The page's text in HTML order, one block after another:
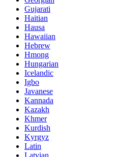
Gujarati
Haitian
Hausa
Hawaiian
Hebrew
Hmong
Hungarian
Icelandic
Igbo
Javanese
Kannada
Kazakh
Khmer
Kurdish
Kyrgyz
Latin